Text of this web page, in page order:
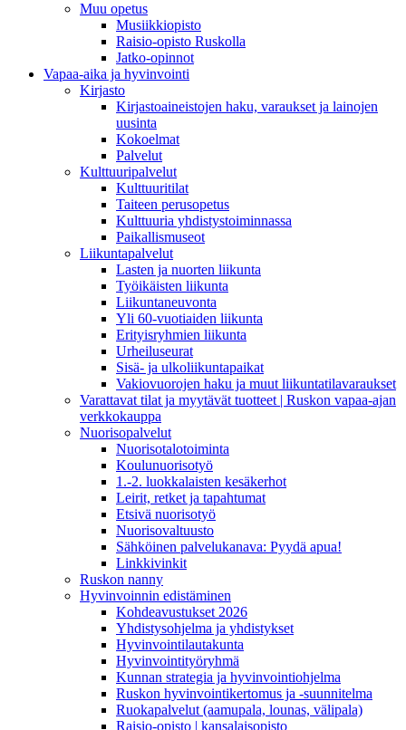
Muu opetus
Musiikkiopisto
Raisio-opisto Ruskolla
Jatko-opinnot
Vapaa-aika ja hyvinvointi
Kirjasto
Kirjastoaineistojen haku, varaukset ja lainojen
uusinta
Kokoelmat
Palvelut
Kulttuuripalvelut
Kulttuuritilat
Taiteen perusopetus
Kulttuuria yhdistystoiminnassa
Paikallismuseot
Liikuntapalvelut
Lasten ja nuorten liikunta
Työikäisten liikunta
Liikuntaneuvonta
Yli 60-vuotiaiden liikunta
Erityisryhmien liikunta
Urheiluseurat
Sisä- ja ulkoliikuntapaikat
Vakiovuorojen haku ja muut liikuntatilavaraukset
Varattavat tilat ja myytävät tuotteet | Ruskon vapaa-ajan
verkkokauppa
Nuorisopalvelut
Nuorisotalotoiminta
Koulunuorisotyö
1.-2. luokkalaisten kesäkerhot
Leirit, retket ja tapahtumat
Etsivä nuorisotyö
Nuorisovaltuusto
Sähköinen palvelukanava: Pyydä apua!
Linkkivinkit
Ruskon nanny
Hyvinvoinnin edistäminen
Kohdeavustukset 2026
Yhdistysohjelma ja yhdistykset
Hyvinvointilautakunta
Hyvinvointityöryhmä
Kunnan strategia ja hyvinvointiohjelma
Ruskon hyvinvointikertomus ja -suunnitelma
Ruokapalvelut (aamupala, lounas, välipala)
Raisio-opisto | kansalaisopisto